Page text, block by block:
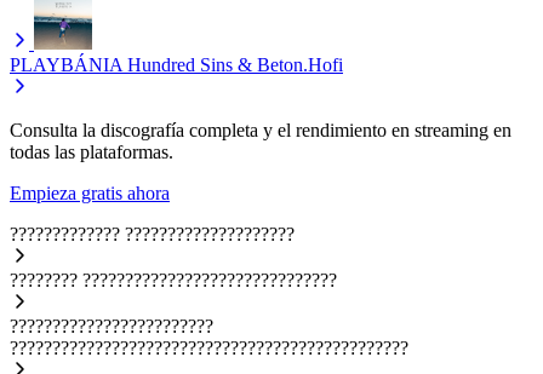
PLAYBÁNIA Hundred Sins & Beton.Hofi
Consulta la discografía completa y el rendimiento en streaming en
todas las plataformas.
Empieza gratis ahora
????????????? ????????????????????
???????? ??????????????????????????????
????????????????????????
???????????????????????????????????????????????